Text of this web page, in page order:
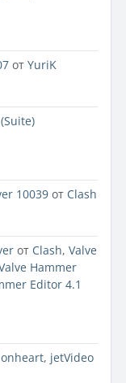
от YuriK
10039 от Clash
от Clash, Valve
Hammer
Editor 4.1
, jetVideo